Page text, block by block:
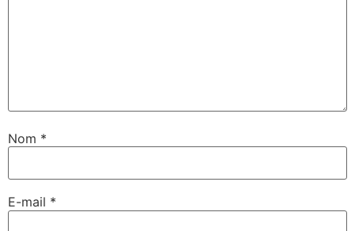
Nom *
E-mail *